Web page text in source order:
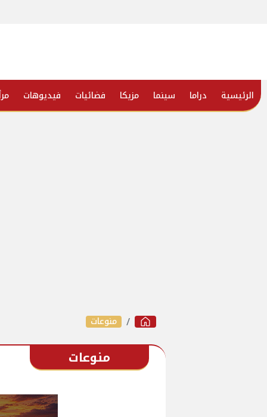
الرئيسية دراما سينما مزيكا فضائيات فيديوهات
منوعات
منوعات